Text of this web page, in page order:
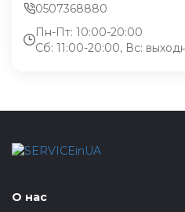
0507368880
Пн-Пт: 10:00-20:00
Сб: 11:00-20:00, Вс:
О нас